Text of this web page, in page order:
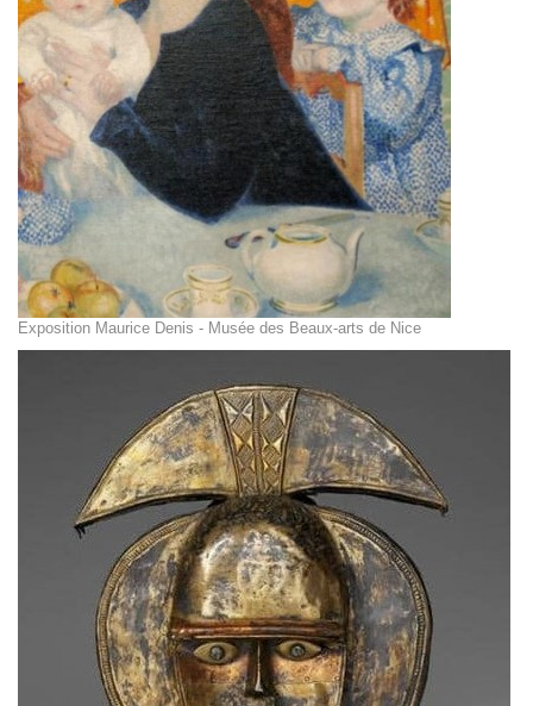
Exposition Maurice Denis - Musée des Beaux-arts de Nice